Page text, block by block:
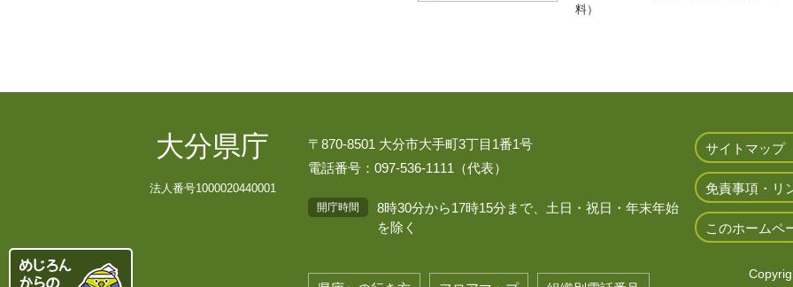
料）
大分県庁
法人番号1000020440001
〒870-8501 大分市大手町3丁目1番1号
電話番号：097-536-1111（代表）
開庁時間
8時30分から17時15分まで、土日・祝日・年末年始
を除く
サイトマップ
免責事項・リ
このホームペ